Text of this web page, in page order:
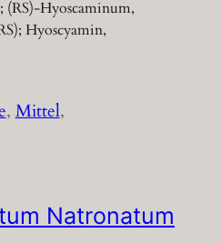
Hyoscaminum,
Hyoscyamin,
, Mittel
Natronatum